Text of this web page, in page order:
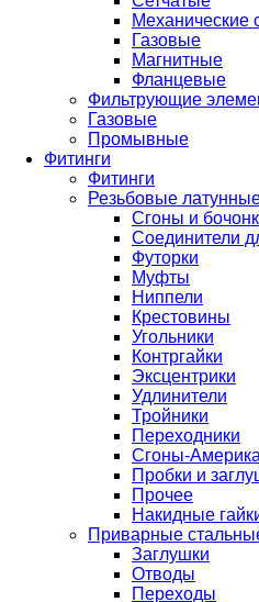
Механические
Газовые
Магнитные
Фланцевые
Фильтрующие
Газовые
Промывные
Фитинги
Фитинги
Резьбовые
Сгоны и
Соединители
Футорки
Муфты
Ниппели
Крестовины
Угольники
Контргайки
Эксцентрики
Удлинители
Тройники
Переходники
Сгоны-
Пробки и
Прочее
Накидные
Приварные
Заглушки
Отводы
Переходы